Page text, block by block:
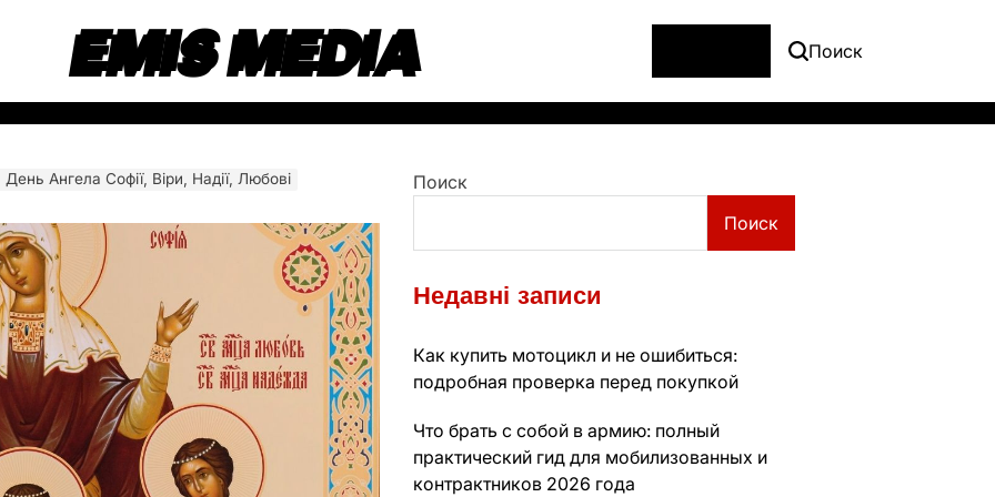
EMIS MEDIA Поиск
День Ангела Софії, Віри, Надії, Любові
Поиск
Поиск
Недавні записи
Как купить мотоцикл и не ошибиться:
подробная проверка перед покупкой
Что брать с собой в армию: полный
практический гид для мобилизованных и
контрактников 2026 года